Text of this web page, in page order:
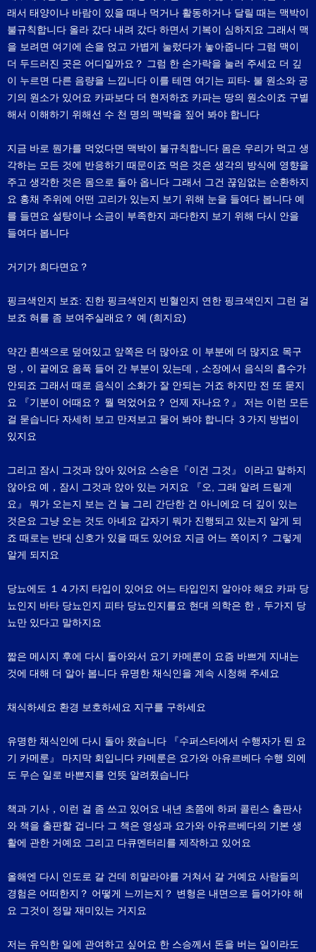
래서 태양이나 바람이 있을 때나 먹거나 활동하거나 달릴 때는 맥박이
불규칙합니다 올라 갔다 내려 갔다 하면서 기복이 심하지요 그래서 맥
을 보려면 여기에 손을 얹고 가볍게 눌렀다가 놓아줍니다 그럼 맥이
더 두드러진 곳은 어디일까요？ 그럼 한 손가락을 눌러 주세요 더 깊
이 누르면 다른 음량을 느낍니다 이를 테면 여기는 피타- 불 원소와 공
기의 원소가 있어요 카파보다 더 현저하죠 카파는 땅의 원소이죠 구별
해서 이해하기 위해선 수 천 명의 맥박을 짚어 봐야 합니다
지금 바로 뭔가를 먹었다면 맥박이 불규칙합니다 몸은 우리가 먹고 생
각하는 모든 것에 반응하기 때문이죠 먹은 것은 생각의 방식에 영향을
주고 생각한 것은 몸으로 돌아 옵니다 그래서 그건 끊임없는 순환하지
요 홍채 주위에 어떤 고리가 있는지 보기 위해 눈을 들여다 봅니다 예
를 들면요 설탕이나 소금이 부족한지 과다한지 보기 위해 다시 안을
들여다 봅니다
거기가 희다면요？
핑크색인지 보죠: 진한 핑크색인지 빈혈인지 연한 핑크색인지 그런 걸
보죠 혀를 좀 보여주실래요？ 예 (희지요)
약간 흰색으로 덮여있고 앞쪽은 더 많아요 이 부분에 더 많지요 목구
멍，이 끝에요 움푹 들어 간 부분이 있는데，소장에서 음식의 흡수가
안되죠 그래서 때로 음식이 소화가 잘 안되는 거죠 하지만 전 또 묻지
요 『기분이 어때요？ 뭘 먹었어요？ 언제 자나요？』 저는 이런 모든
걸 묻습니다 자세히 보고 만져보고 물어 봐야 합니다 ３가지 방법이
있지요
그리고 잠시 그것과 앉아 있어요 스승은『이건 그것』 이라고 말하지
않아요 예，잠시 그것과 앉아 있는 거지요 『오, 그래 알려 드릴게
요』 뭐가 오는지 보는 건 늘 그리 간단한 건 아니에요 더 깊이 있는
것은요 그냥 오는 것도 아녜요 갑자기 뭐가 진행되고 있는지 알게 되
죠 때로는 반대 신호가 있을 때도 있어요 지금 어느 쪽이지？ 그렇게
알게 되지요
당뇨에도 １４가지 타입이 있어요 어느 타입인지 알아야 해요 카파 당
뇨인지 바타 당뇨인지 피타 당뇨인지를요 현대 의학은 한，두가지 당
뇨만 있다고 말하지요
짧은 메시지 후에 다시 돌아와서 요기 카메룬이 요즘 바쁘게 지내는
것에 대해 더 알아 봅니다 유명한 채식인을 계속 시청해 주세요
채식하세요 환경 보호하세요 지구를 구하세요
유명한 채식인에 다시 돌아 왔습니다 『수퍼스타에서 수행자가 된 요
기 카메룬』 마지막 회입니다 카메룬은 요가와 아유르베다 수행 외에
도 무슨 일로 바쁜지를 언뜻 알려줬습니다
책과 기사，이런 걸 좀 쓰고 있어요 내년 초쯤에 하퍼 콜린스 출판사
와 책을 출판할 겁니다 그 책은 영성과 요가와 아유르베다의 기본 생
활에 관한 거예요 그리고 다큐멘터리를 제작하고 있어요
올해엔 다시 인도로 갈 건데 히말라야를 거쳐서 갈 거예요 사람들의
경험은 어떠한지？ 어떻게 느끼는지？ 변형은 내면으로 들어가야 해
요 그것이 정말 재미있는 거지요
저는 유익한 일에 관여하고 싶어요 한 스승께서 돈을 버는 일이라도